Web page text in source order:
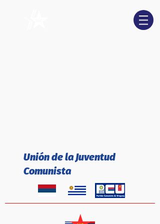
Unión de la Juventud
Comunista